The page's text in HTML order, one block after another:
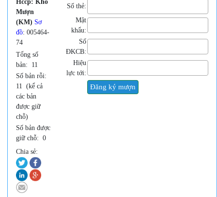
Hccp: Kho
Mượn
(KM) Sơ
đồ: 005464-
74
Tổng số
bản:
11
Số bản rỗi:
11
(kể cả
các bản
được giữ
chỗ)
Số bản được
giữ chỗ: 0
Chia sẻ:
Số thẻ:
Mật
khẩu:
Số
ĐKCB:
Hiệu
lực tới: